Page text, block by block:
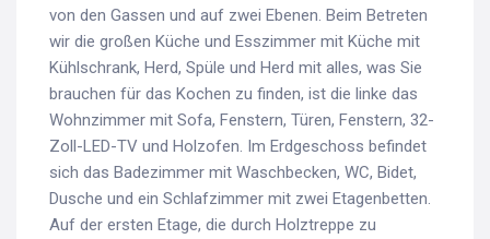
von den Gassen und auf zwei Ebenen. Beim Betreten
wir die großen Küche und Esszimmer mit Küche mit
Kühlschrank, Herd, Spüle und Herd mit alles, was Sie
brauchen für das Kochen zu finden, ist die linke das
Wohnzimmer mit Sofa, Fenstern, Türen, Fenstern, 32-
Zoll-LED-TV und Holzofen. Im Erdgeschoss befindet
sich das Badezimmer mit Waschbecken, WC, Bidet,
Dusche und ein Schlafzimmer mit zwei Etagenbetten.
Auf der ersten Etage, die durch Holztreppe zu